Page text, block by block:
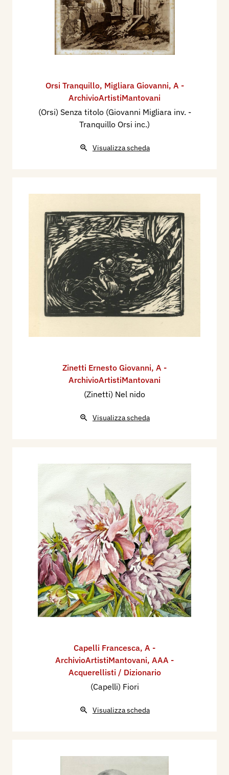
Orsi Tranquillo, Migliara Giovanni, A -
ArchivioArtistiMantovani
(Orsi) Senza titolo (Giovanni Migliara inv. -
Tranquillo Orsi inc.)
Visualizza scheda
Zinetti Ernesto Giovanni, A -
ArchivioArtistiMantovani
(Zinetti) Nel nido
Visualizza scheda
Capelli Francesca, A -
ArchivioArtistiMantovani, AAA -
Acquerellisti / Dizionario
(Capelli) Fiori
Visualizza scheda